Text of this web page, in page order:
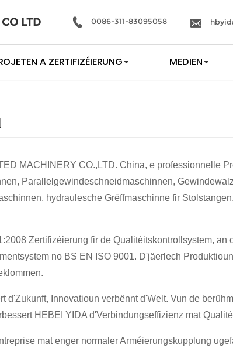
LTD 0086-311-83095058
A ZERTIFIZÉIERUNG MEDIEN
MACHINERY CO.,LTD. China, e professionnelle
Parallelgewindeschneidmaschinnen,
hydraulesche Grëffmaschinne fir
Zertifizéierung fir de Qualitéitskontrollsystem,
no BS EN ISO 9001. D'jäerlech
d'Zukunft, Innovatioun verbënnt d'Welt. Vun de
HEBEI YIDA d'Verbindungseffizienz mat
mat enger normaler Arméierungskupplung